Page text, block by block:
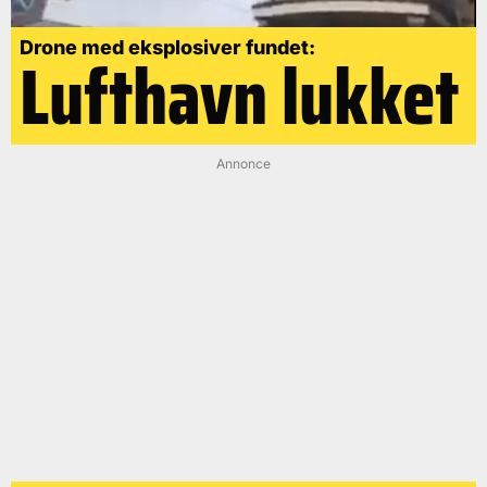
Drone med eksplosiver fundet:
Lufthavn lukket
Annonce